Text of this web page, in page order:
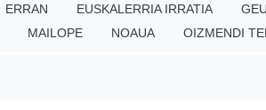
ERRAN EUSKALERRIA IRRATIA
MAILOPE NOAUA OIZMENDI